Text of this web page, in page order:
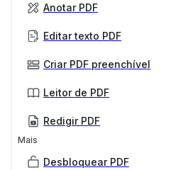
Anotar PDF
Editar texto PDF
Criar PDF preenchível
Leitor de PDF
Redigir PDF
Mais
Desbloquear PDF